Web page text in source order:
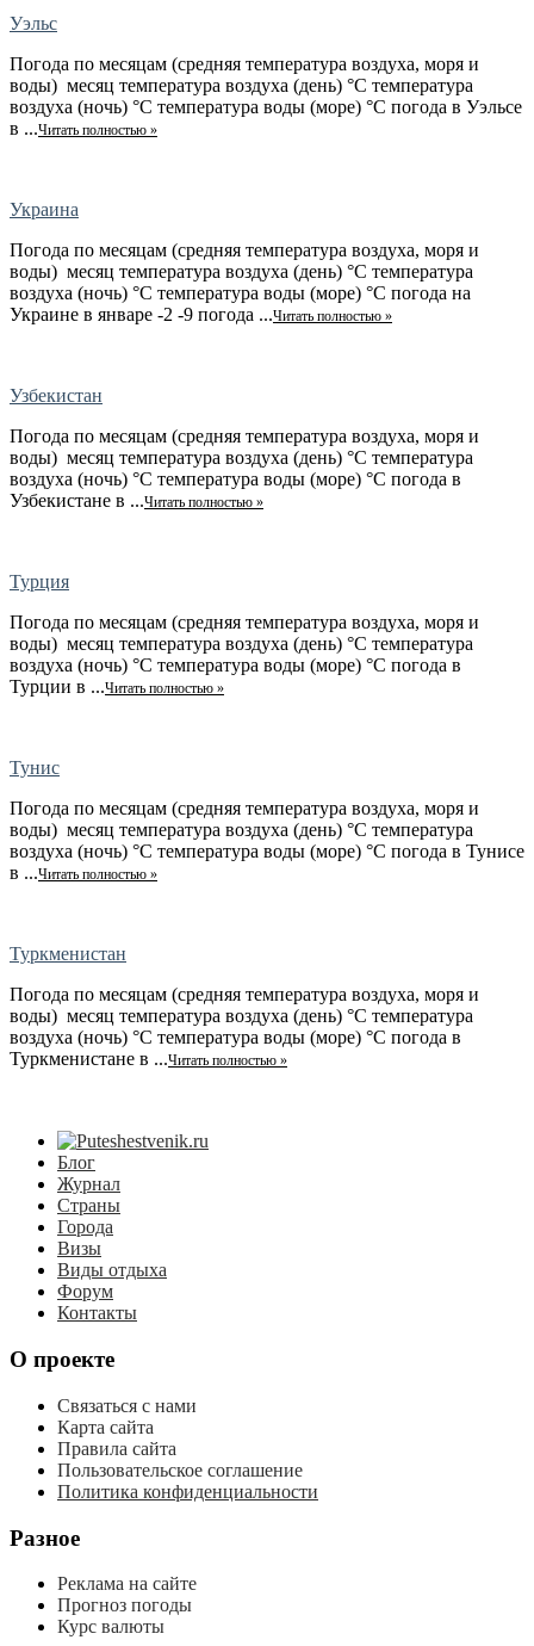
Уэльс
Погода по месяцам (средняя температура воздуха, моря и
воды) месяц температура воздуха (день) °C температура
воздуха (ночь) °C температура воды (море) °C погода в Уэльсе
в ...Читать полностью »
Украина
Погода по месяцам (средняя температура воздуха, моря и
воды) месяц температура воздуха (день) °C температура
воздуха (ночь) °C температура воды (море) °C погода на
Украине в январе -2 -9 погода ...Читать полностью »
Узбекистан
Погода по месяцам (средняя температура воздуха, моря и
воды) месяц температура воздуха (день) °C температура
воздуха (ночь) °C температура воды (море) °C погода в
Узбекистане в ...Читать полностью »
Турция
Погода по месяцам (средняя температура воздуха, моря и
воды) месяц температура воздуха (день) °C температура
воздуха (ночь) °C температура воды (море) °C погода в
Турции в ...Читать полностью »
Тунис
Погода по месяцам (средняя температура воздуха, моря и
воды) месяц температура воздуха (день) °C температура
воздуха (ночь) °C температура воды (море) °C погода в Тунисе
в ...Читать полностью »
Туркменистан
Погода по месяцам (средняя температура воздуха, моря и
воды) месяц температура воздуха (день) °C температура
воздуха (ночь) °C температура воды (море) °C погода в
Туркменистане в ...Читать полностью »
Блог
Журнал
Страны
Города
Визы
Виды отдыха
Форум
Контакты
О проекте
Связаться с нами
Карта сайта
Правила сайта
Пользовательское соглашение
Политика конфиденциальности
Разное
Реклама на сайте
Прогноз погоды
Курс валюты